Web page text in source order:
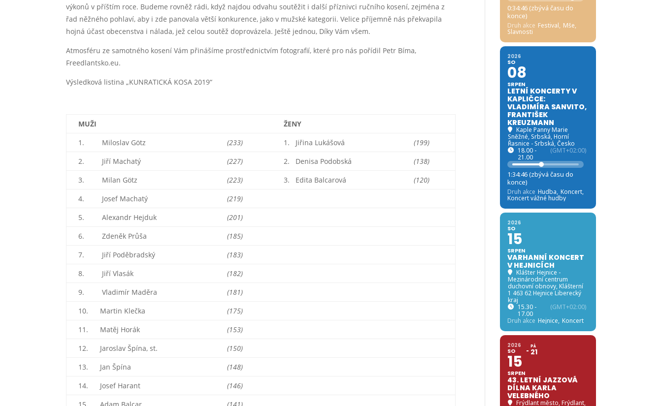
výkonů v příštím roce. Budeme rovněž rádi, když najdou odvahu soutěžit i další příznivci ručního kosení, zejména z
řad něžného pohlaví, aby i zde panovala větší konkurence, jako v mužské kategorii. Velice příjemně nás překvapila
hojná účast obecenstva i nálada, jež celou soutěž doprovázela. Ještě jednou, Díky Vám všem.
Atmosféru ze samotného kosení Vám přinášíme prostřednictvím fotografií, které pro nás pořídil Petr Bíma,
Freedlantsko.eu.
Výsledková listina „KUNRATICKÁ KOSA 2019“
MUŽI
ŽENY
1. Miloslav Götz
(233) 1. Jiřina Lukášová
(199)
2. Jiří Machatý
(227) 2. Denisa Podobská
(138)
3. Milan Götz
(223) 3. Edita Balcarová
(120)
4. Josef Machatý
(219)
5. Alexandr Hejduk
(201)
6. Zdeněk Průša
(185)
7. Jiří Poděbradský
(183)
8. Jiří Vlasák
(182)
9. Vladimír Maděra
(181)
10. Martin Klečka
(175)
11. Matěj Horák
(153)
12. Jaroslav Špína, st.
(150)
13. Jan Špína
(148)
14. Josef Harant
(146)
0:34:45 (zbývá času do
konce)
Druh akce Festival, Mše,
Slavnosti
2026
SO
08
SRPEN
LETNÍ KONCERTY V
KAPLIČCE:
VLADIMÍRA SANVITO,
FRANTIŠEK
KREUZMANN
Kaple Panny Marie
Sněžné, Srbská, Horní
Řasnice - Srbská, Česko
18.00 -
21.00
(GMT+02:00)
1:34:45 (zbývá času do
konce)
Druh akce Hudba, Koncert,
Koncert vážné hudby
2026
SO
15
SRPEN
VARHANNÍ KONCERT
V HEJNICÍCH
Klášter Hejnice -
Mezinárodní centrum
duchovní obnovy, Klášterní
1 463 62 Hejnice Liberecký
kraj
15.30 -
17.00
(GMT+02:00)
Druh akce Hejnice, Koncert
2026
SO
15
SRPEN
PÁ
21
43. LETNÍ JAZZOVÁ
DÍLNA KARLA
VELEBNÉHO
Frýdlant město, Frýdlant,